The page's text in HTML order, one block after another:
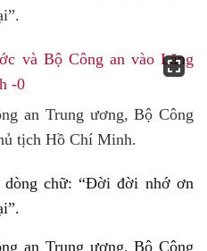
an Trung ương, Bộ Công
tịch Hồ Chí Minh.
dòng chữ: “Đời đời nhớ ơn
an Trung ương, Bộ Công